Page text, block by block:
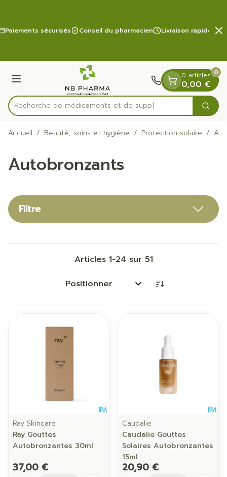
Paiements sécurisés Conseil du pharmacien Livraison rapide
Menu
Rechercher
Recherche de médi
0 articles
0,00 €
0
Accueil / Beauté, soins et hygiène / Protection solaire /
Autobronzants
Filtre
Articles 1-24 sur 51
Trier par:
Ray Skincare
Ray Gouttes
Autobronzantes 30ml
37,00 €
Caudalie
Caudalie Gouttes
Solaires Autobronzantes
15ml
20,90 €